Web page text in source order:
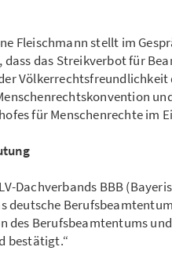
Fleischmann stellt im
dass das Streikverbot für
Völkerrechtsfreundlichkeit
für Menschenrechte im
Dachverbands BBB
deutsche
des Berufsbeamtentums
bestätigt.“